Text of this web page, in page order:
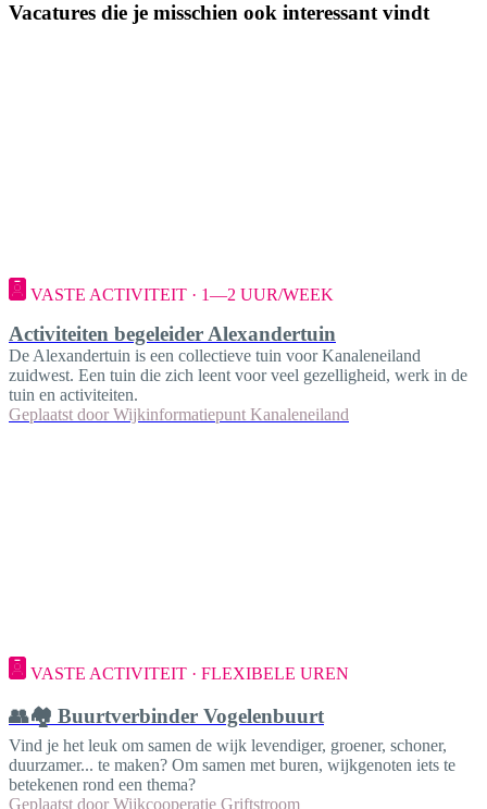
Vacatures die je misschien ook interessant vindt
VASTE ACTIVITEIT · 1—2 UUR/WEEK
Activiteiten begeleider Alexandertuin
De Alexandertuin is een collectieve tuin voor Kanaleneiland
zuidwest. Een tuin die zich leent voor veel gezelligheid, werk in de
tuin en activiteiten.
Geplaatst door Wijkinformatiepunt Kanaleneiland
VASTE ACTIVITEIT · FLEXIBELE UREN
👥🏘️ Buurtverbinder Vogelenbuurt
Vind je het leuk om samen de wijk levendiger, groener, schoner,
duurzamer... te maken? Om samen met buren, wijkgenoten iets te
betekenen rond een thema?
Geplaatst door Wijkcooperatie Griftstroom